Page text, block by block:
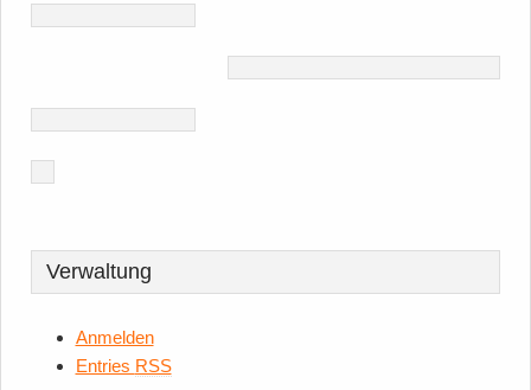
Verwaltung
Anmelden
Entries RSS